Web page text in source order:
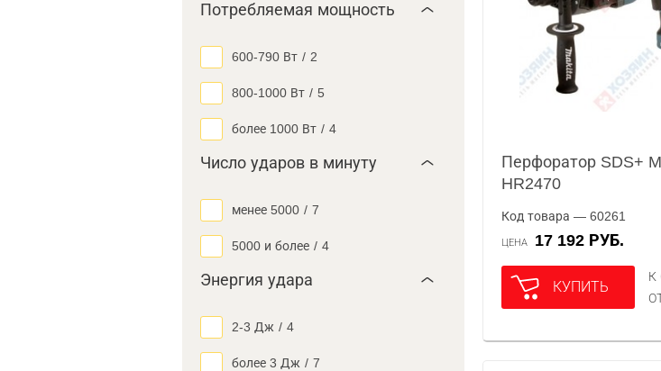
Потребляемая мощность
600-790 Вт / 2
800-1000 Вт / 5
более 1000 Вт / 4
Число ударов в минуту
менее 5000 / 7
5000 и более / 4
Энергия удара
2-3 Дж / 4
более 3 Дж / 7
Перфоратор SDS+
HR2470
Код товара — 60261
ЦЕНА 17 192 РУБ.
КУПИТЬ
К